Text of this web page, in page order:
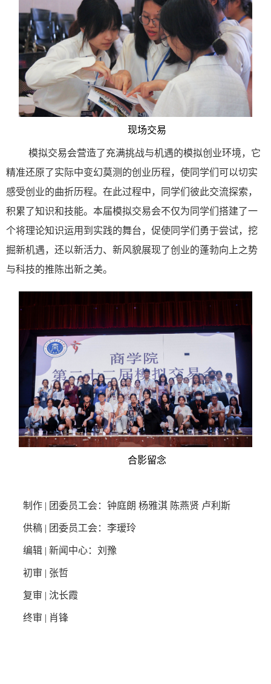
现场交易
模拟交易会营造了充满挑战与机遇的模拟创业环境，它
精准还原了实际中变幻莫测的创业历程，使同学们可以切实
感受创业的曲折历程。在此过程中，同学们彼此交流探索，
积累了知识和技能。本届模拟交易会不仅为同学们搭建了一
个将理论知识运用到实践的舞台，促使同学们勇于尝试，挖
掘新机遇，还以新活力、新风貌展现了创业的蓬勃向上之势
与科技的推陈出新之美。
合影留念
制作 | 团委员工会：钟庭朗 杨雅淇 陈燕贤 卢利斯
供稿 | 团委员工会：李瑷玲
编辑 | 新闻中心：刘豫
初审 | 张哲
复审 | 沈长霞
终审 | 肖锋